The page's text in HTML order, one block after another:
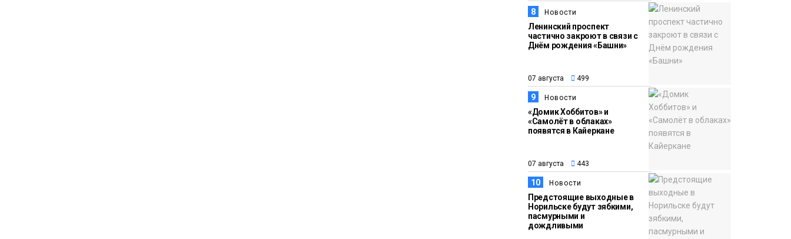
8 Новости
Ленинский проспект
частично закроют в связи с
Днём рождения «Башни»
07 августа 499
9 Новости
«Домик Хоббитов» и
«Самолёт в облаках»
появятся в Кайеркане
07 августа 443
10 Новости
Предстоящие выходные в
Норильске будут зябкими,
пасмурными и
дождливыми